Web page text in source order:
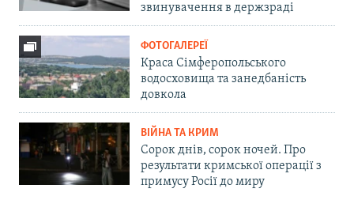
звинувачення в держзраді
ФОТОГАЛЕРЕЇ
Краса Сімферопольського
водосховища та занедбаність
довкола
ВІЙНА ТА КРИМ
Сорок днів, сорок ночей. Про
результати кримської операції з
примусу Росії до миру